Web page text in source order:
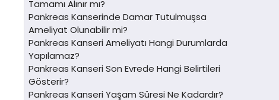
Tamamı Alınır mı?
Pankreas Kanserinde Damar Tutulmuşsa
Ameliyat Olunabilir mi?
Pankreas Kanseri Ameliyatı Hangi Durumlarda
Yapılamaz?
Pankreas Kanseri Son Evrede Hangi Belirtileri
Gösterir?
Pankreas Kanseri Yaşam Süresi Ne Kadardır?